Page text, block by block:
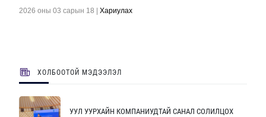
2026 оны 03 сарын 18 Хариулах
ХОЛБООТОЙ МЭДЭЭЛЭЛ
УУЛ УУРХАЙН КОМПАНИУДТАЙ САНАЛ СОЛИЛЦОХ